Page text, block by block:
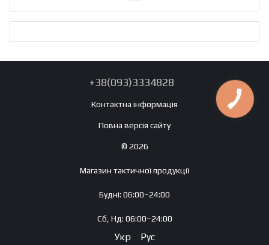
+38(093)3334828
Контактна інформація
Повна версія сайту
© 2026
Магазин тактичної продукції
Будні: 06:00–24:00
Сб, Нд: 06:00–24:00
Укр Рус